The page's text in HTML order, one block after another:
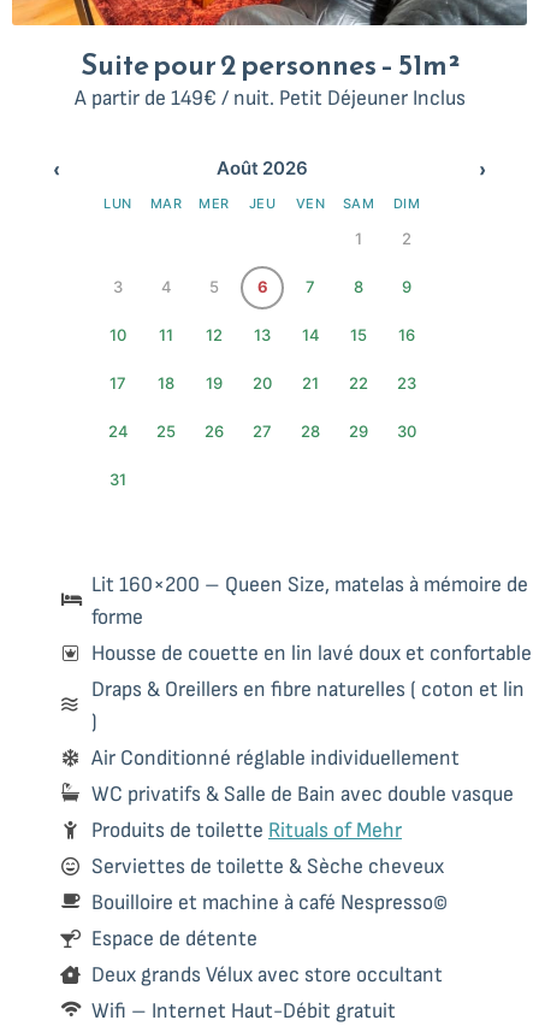
Suite pour 2 personnes – 51m²
A partir de 149€ / nuit. Petit Déjeuner Inclus
‹ ›
Août 2026
LUN MAR MER JEU VEN SAM DIM
1 2
3 4 5 6 7 8 9
10 11 12 13 14 15 16
17 18 19 20 21 22 23
24 25 26 27 28 29 30
31
Lit 160×200 – Queen Size, matelas à mémoire de
forme
Housse de couette en lin lavé doux et confortable
Draps & Oreillers en fibre naturelles ( coton et lin
)
Air Conditionné réglable individuellement
WC privatifs & Salle de Bain avec double vasque
Produits de toilette Rituals of Mehr
Serviettes de toilette & Sèche cheveux
Bouilloire et machine à café Nespresso©
Espace de détente
Deux grands Vélux avec store occultant
Wifi – Internet Haut-Débit gratuit